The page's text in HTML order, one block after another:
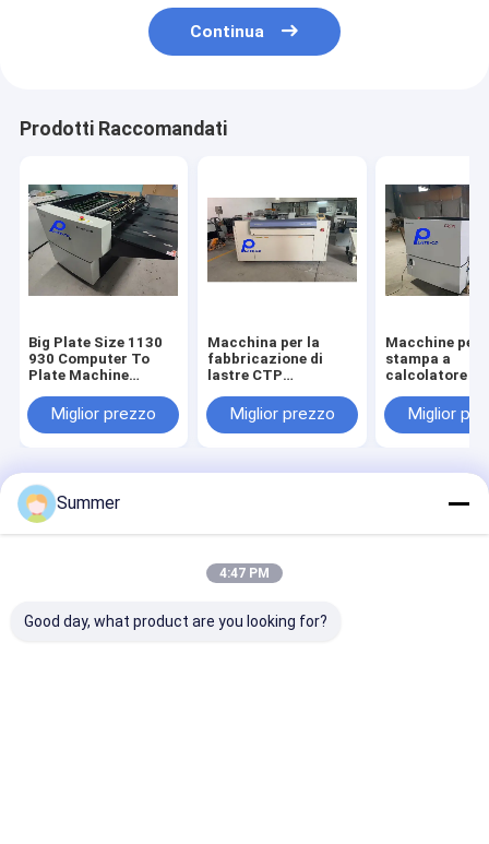
Continua
Prodotti Raccomandati
Big Plate Size 1130
930 Computer To
Plate Machine
garantire un output
coerente e processi
Miglior prezzo
Macchina per la
fabbricazione di
lastre CTP
di uscita 1160 x 960
mm Progettata per
per eccellenti lastre
Miglior prezzo
Macchine per
stampa a
calcolatore
grado di
piastre di
consistenza
Miglior
Casa
cinese.Copyright © 2026 Chuangda (Shenzhen) Printing Equipment
Group. All Rights Reserved.
Summer
4:47 PM
Good day, what product are you looking for?